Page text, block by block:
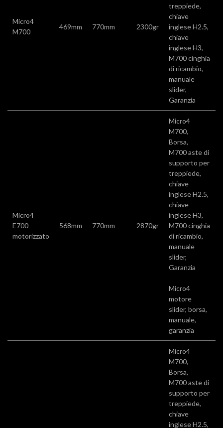
Micro4
M700
469mm 770mm 2300gr
treppiede,
chiave
inglese H2.5,
chiave
inglese H3,
M700 cinghia
di ricambio,
manuale
slider,
Garanzia
Micro4
E700
motorizzato
568mm 770mm 2870gr
Micro4
M700,
Borsa,
M700 aste di
supporto per
treppiede,
chiave
inglese H2.5,
chiave
inglese H3,
M700 cinghia
di ricambio,
manuale
slider,
Garanzia
Micro4
motore
slider, borsa,
manuale,
garanzia
Micro4
M700,
Borsa,
M700 aste di
supporto per
treppiede,
chiave
inglese H2.5,